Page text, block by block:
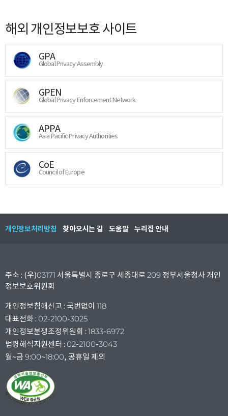
해외 개인정보보호 사이트
GPA
Global Privacy Assembly
GPEN
Global Privacy Enforcement Network
APPA
Asia Pacific Privacy Authorities
CoE
Council of Europe
개인정보처리방침 찾아오시는 길 도움말 누리집 안내
주소 : (우)03171 서울특별시 종로구 세종대로 209 정부서울청사 개인
정보보호위원회
개인정보침해신고 : 국번없이 118
대표전화 : 02-2100-3025
개인정보분쟁조정위원회 : 1833-6972
법령해석지원센터 : 02-2100-3043
월~금 9:00~18:00, 공휴일 제외